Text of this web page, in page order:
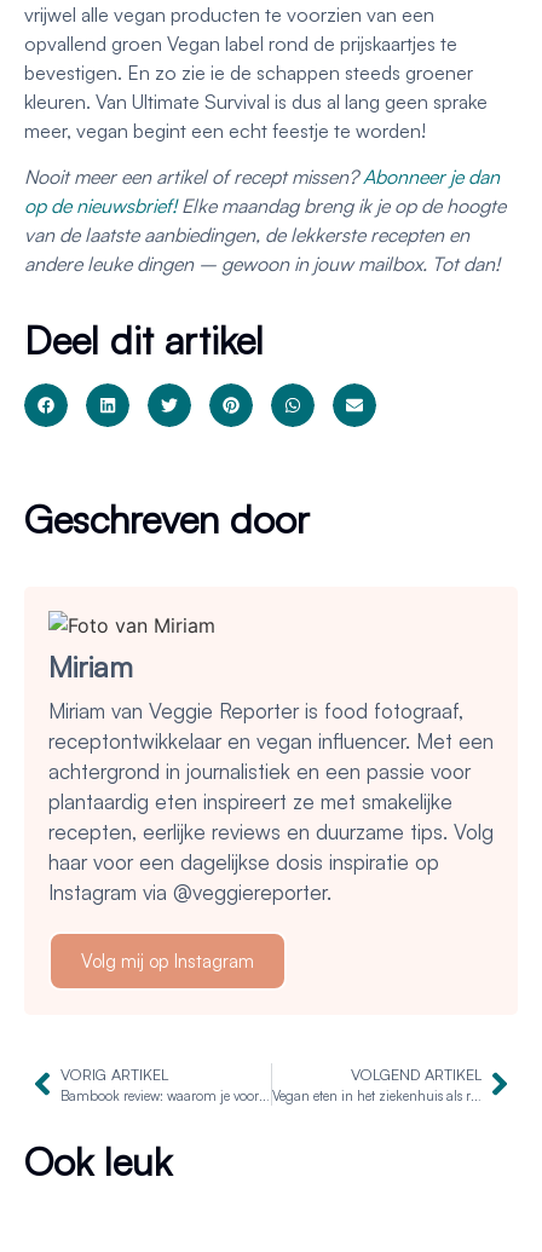
vrijwel alle vegan producten te voorzien van een
opvallend groen Vegan label rond de prijskaartjes te
bevestigen. En zo zie ie de schappen steeds groener
kleuren. Van Ultimate Survival is dus al lang geen sprake
meer, vegan begint een echt feestje te worden!
Nooit meer een artikel of recept missen?Abonneer je dan
op de nieuwsbrief!Elke maandag breng ik je op de hoogte
van de laatste aanbiedingen, de lekkerste recepten en
andere leuke dingen – gewoon in jouw mailbox. Tot dan!
Deel dit artikel
Geschreven door
Miriam
Miriam van Veggie Reporter is food fotograaf,
receptontwikkelaar en vegan influencer. Met een
achtergrond in journalistiek en een passie voor
plantaardig eten inspireert ze met smakelijke
recepten, eerlijke reviews en duurzame tips. Volg
haar voor een dagelijkse dosis inspiratie op
Instagram via @veggiereporter.
Volg mij op Instagram
VORIG ARTIKEL VOLGEND ARTIKEL
Vegan eten in het ziekenhuis als recept voor herstel
Ook leuk